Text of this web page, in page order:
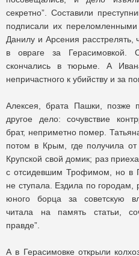
секретно”. Составили
подписали их
Данилу и Арсения
в овраге за Герасимовкой.
скончались в тюрьме. А
непричастного к убийству и за
Алексея, брата Пашки, позже
другое дело: сочувствие
брат, неприметно помер.
потом в Крым, где получила
Крупской свой домик; раз
с отсидевшим Трофимом, но в
не ступала. Ездила по городам,
юного борца за советскую
читала на память статьи,
правде”.
А в Герасимовке открыли